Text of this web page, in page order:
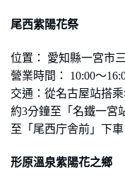
尾西紫陽花祭
位置： 愛知縣一宮市
營業時間： 10:00～
交通：從名古屋站搭
約3分鐘至「名鐵一宮
至「尾西庁舎前」下
形原溫泉紫陽花之鄉